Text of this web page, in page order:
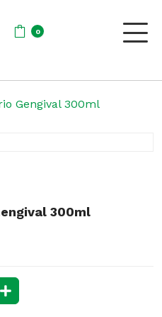
0
Gengival 300ml
300ml